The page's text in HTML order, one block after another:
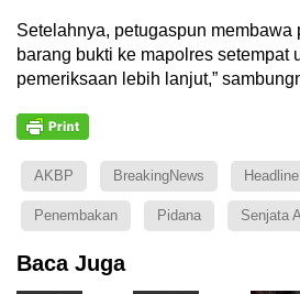
Setelahnya, petugaspun membawa
barang bukti ke mapolres setempat
pemeriksaan lebih lanjut,”
AKBP BreakingNews Headline
Penembakan Pidana Senjata
Baca Juga